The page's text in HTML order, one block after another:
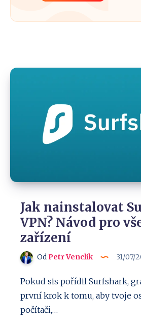
Jak nainstalovat
VPN? Návod pro
zařízení
Od Petr Venclik 31/07/
Pokud sis pořídil Surfshark,
první krok k tomu, aby tvoje
počítači,…